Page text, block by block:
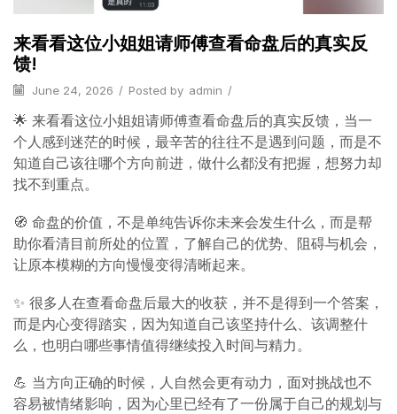
来看看这位小姐姐请师傅查看命盘后的真实反
馈!
June 24, 2026 / Posted by admin /
🌟 来看看这位小姐姐请师傅查看命盘后的真实反馈，当一
个人感到迷茫的时候，最辛苦的往往不是遇到问题，而是不
知道自己该往哪个方向前进，做什么都没有把握，想努力却
找不到重点。
🧭 命盘的价值，不是单纯告诉你未来会发生什么，而是帮
助你看清目前所处的位置，了解自己的优势、阻碍与机会，
让原本模糊的方向慢慢变得清晰起来。
✨ 很多人在查看命盘后最大的收获，并不是得到一个答案，
而是内心变得踏实，因为知道自己该坚持什么、该调整什
么，也明白哪些事情值得继续投入时间与精力。
💪 当方向正确的时候，人自然会更有动力，面对挑战也不
容易被情绪影响，因为心里已经有了一份属于自己的规划与